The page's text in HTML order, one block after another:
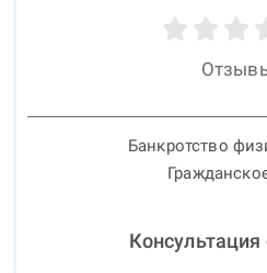
Банкротство
Консультация